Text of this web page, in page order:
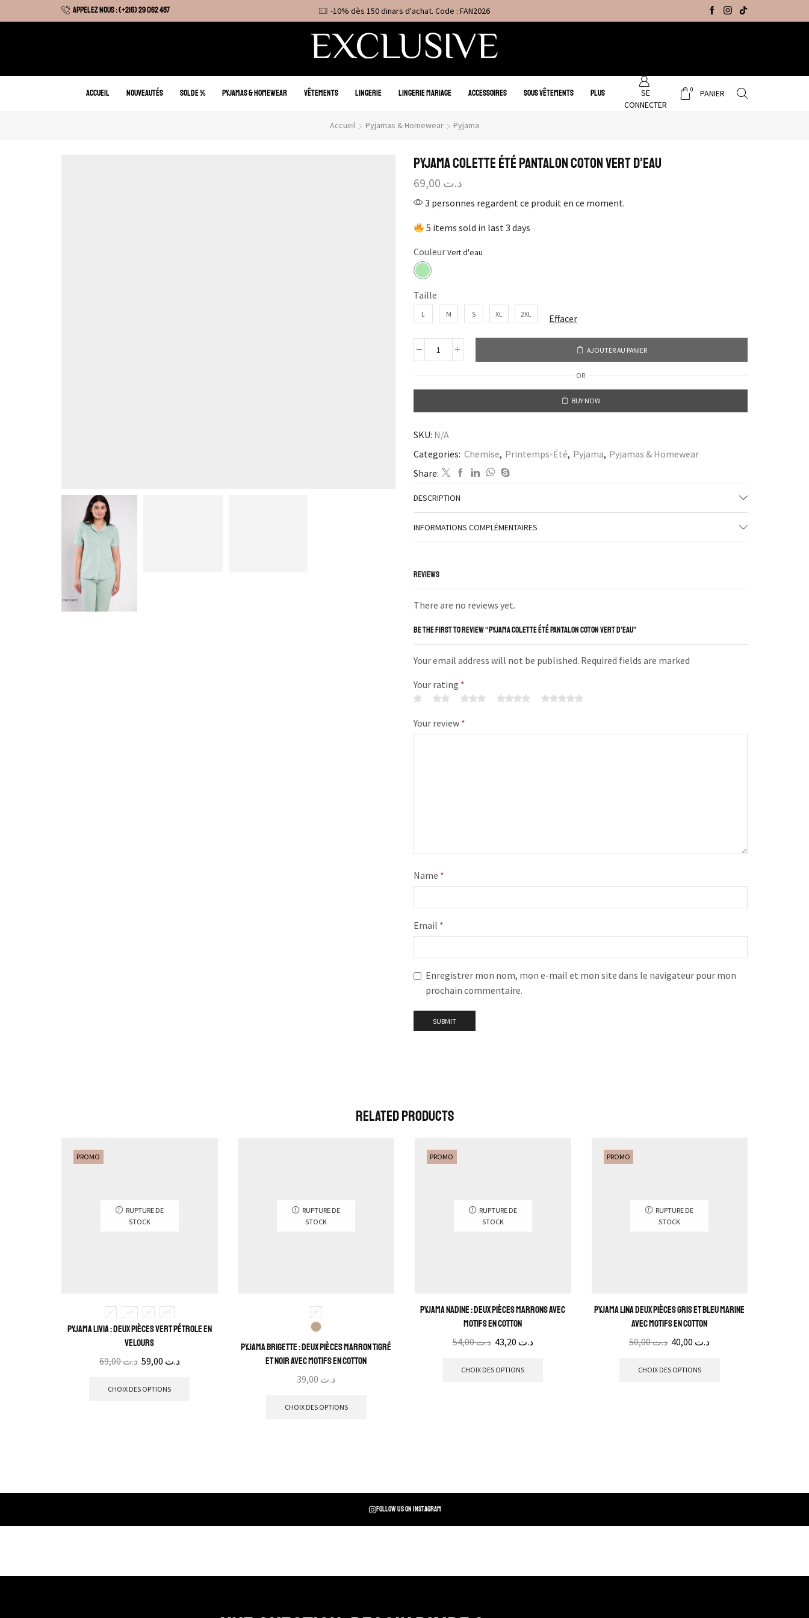
APPELEZ NOUS : (+216) 29 062 487
Hiver : Livraison gratuite sur tous nos articles -10% dès 150 dinars d'achat. Code : FAN2026 Promo Hiver : Livraison gratuite sur tous
ACCUEIL NOUVEAUTÉS SOLDE % PYJAMAS & HOMEWEAR VÊTEMENTS LINGERIE LINGERIE MARIAGE ACCESSOIRES SOUS VÊTEMENTS PLUS
SE
CONNECTER
0 PANIER
Accueil Pyjamas & Homewear Pyjama
Pyjama Colette Été Pantalon Coton Vert D’eau
د.ت
3 personnes regardent ce produit en ce moment.
5 items sold in last 3 days
Couleur
Taille
L M S XL 2XL Effacer
AJOUTER AU PANIER
OR
BUY NOW
SKU: N/A
Categories: Chemise, Printemps-Été, Pyjama, Pyjamas & Homewear
Share:
DESCRIPTION
INFORMATIONS COMPLÉMENTAIRES
REVIEWS
There are no reviews yet.
BE THE FIRST TO REVIEW “PYJAMA COLETTE ÉTÉ PANTALON COTON VERT D’EAU”
Your email address will not be published. Required fields are marked
Your rating *
Your review *
Name *
Email *
Enregistrer mon nom, mon e-mail et mon site dans le navigateur pour mon
prochain commentaire.
Related Products
PROMO
RUPTURE DE
STOCK
L S/M XL XXL
Pyjama Livia : Deux pièces Vert pétrole en
velours
د.ت69,00 د.ت
CHOIX DES OPTIONS
RUPTURE DE
STOCK
M
Pyjama Brigette : Deux pièces marron tigré
et noir avec motifs en cotton
د.ت
CHOIX DES OPTIONS
PROMO
RUPTURE DE
STOCK
Pyjama Nadine : Deux pièces marrons avec
motifs en cotton
د.ت54,00 د.ت
CHOIX DES OPTIONS
PROMO
RUPTURE DE
STOCK
Pyjama Lina Deux pièces gris et bleu marine
avec motifs en cotton
د.ت50,00 د.ت
CHOIX DES OPTIONS
Follow us on instagram